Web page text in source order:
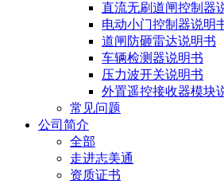
直流无刷道闸控制器
电动小门控制器说明
道闸防砸雷达说明书
车辆检测器说明书
压力波开关说明书
外置遥控接收器模块
常见问题
公司简介
全部
走进志美通
资质证书